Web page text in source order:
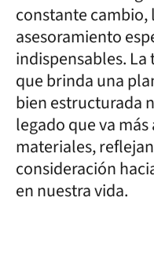
constante
asesoramiento
indispensables.
que brinda una
bien estructurada
legado que va
materiales,
consideración
en nuestra vida.